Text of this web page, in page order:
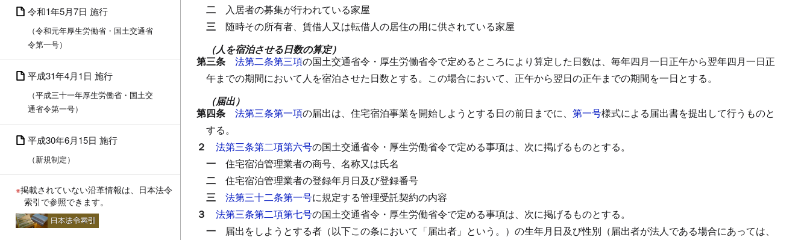
令和1年5月7日 施行
（令和元年厚生労働省・国土交通省
令第一号）
平成31年4月1日 施行
（平成三十一年厚生労働省・国土交
通省令第一号）
平成30年6月15日 施行
（新規制定）
※掲載されていない沿革情報は、日本法令
索引で参照できます。
二 入居者の募集が行われている家屋
三 随時その所有者、賃借人又は転借人の居住の用に供されている家屋
（人を宿泊させる日数の算定）
第三条 法第二条第三項の国土交通省令・厚生労働省令で定めるところにより算定した日数は、毎年四月一日正午から翌年四月一日正
午までの期間において人を宿泊させた日数とする。 この場合において、正午から翌日の正午までの期間を一日とする。
（届出）
第四条 法第三条第一項の届出は、住宅宿泊事業を開始しようとする日の前日までに、 第一号様式による届出書を提出して行うものと
する。
２ 法第三条第二項第六号の国土交通省令・厚生労働省令で定める事項は、次に掲げるものとする。
一 住宅宿泊管理業者の商号、名称又は氏名
二 住宅宿泊管理業者の登録年月日及び登録番号
三 法第三十二条第一号に規定する管理受託契約の内容
３ 法第三条第二項第七号の国土交通省令・厚生労働省令で定める事項は、次に掲げるものとする。
一 届出をしようとする者（以下この条において「届出者」という。）の生年月日及び性別（届出者が法人である場合にあっては、